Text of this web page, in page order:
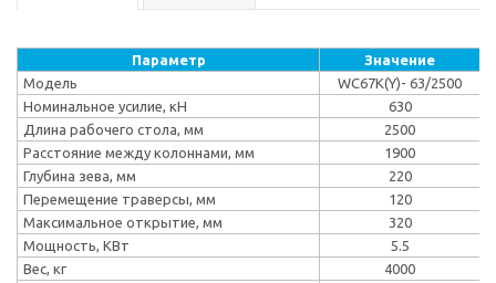
Параметр
Значение
Модель
WC67K(Y)- 63/2500
Номинальное усилие, кН
630
Длина рабочего стола, мм
2500
Расстояние между колоннами, мм
1900
Глубина зева, мм
220
Перемещение траверсы, мм
120
Максимальное открытие, мм
320
Мощность, КВт
5.5
Вес, кг
4000